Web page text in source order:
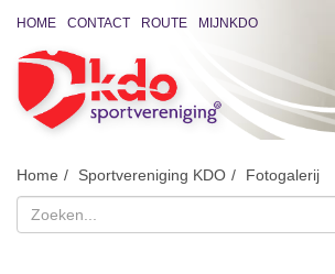
HOME CONTACT ROUTE MIJNKDO
Home Sportvereniging KDO Fotogalerij